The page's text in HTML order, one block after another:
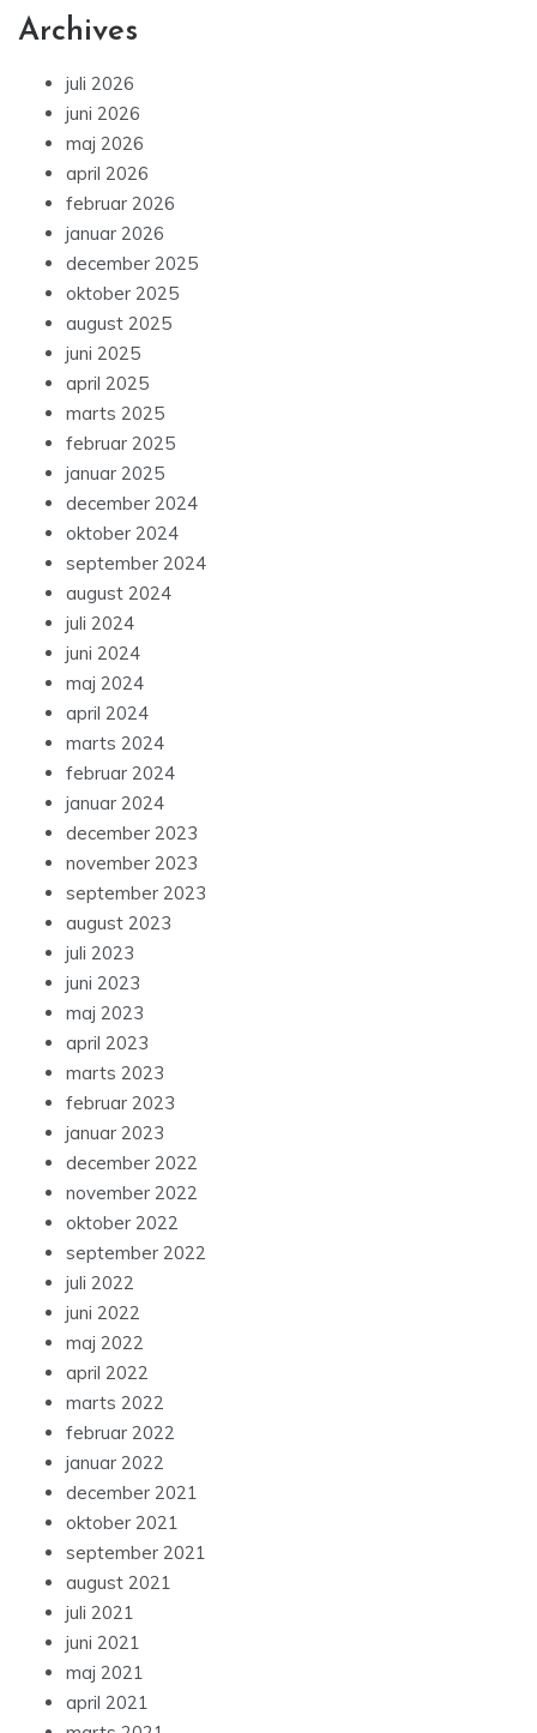
Archives
juli 2026
juni 2026
maj 2026
april 2026
februar 2026
januar 2026
december 2025
oktober 2025
august 2025
juni 2025
april 2025
marts 2025
februar 2025
januar 2025
december 2024
oktober 2024
september 2024
august 2024
juli 2024
juni 2024
maj 2024
april 2024
marts 2024
februar 2024
januar 2024
december 2023
november 2023
september 2023
august 2023
juli 2023
juni 2023
maj 2023
april 2023
marts 2023
februar 2023
januar 2023
december 2022
november 2022
oktober 2022
september 2022
juli 2022
juni 2022
maj 2022
april 2022
marts 2022
februar 2022
januar 2022
december 2021
oktober 2021
september 2021
august 2021
juli 2021
juni 2021
maj 2021
april 2021